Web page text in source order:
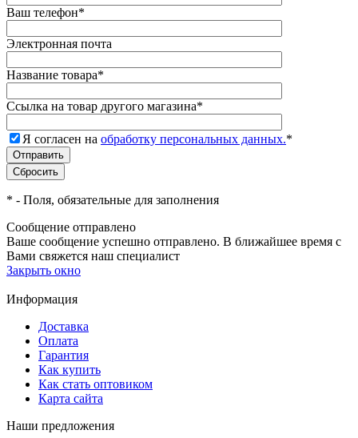
Ваш телефон*
Электронная почта
Название товара*
Ссылка на товар другого магазина*
Я согласен на обработку персональных данных.*
* - Поля, обязательные для заполнения
Сообщение отправлено
Ваше сообщение успешно отправлено. В ближайшее время с
Вами свяжется наш специалист
Закрыть окно
Информация
Доставка
Оплата
Гарантия
Как купить
Как стать оптовиком
Карта сайта
Наши предложения